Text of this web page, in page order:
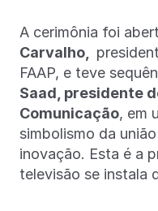
A cerimônia foi
Carvalho,
FAAP, e teve
Saad, presidente
Comunicação, em
simbolismo da
inovação. Esta é a
televisão se instala